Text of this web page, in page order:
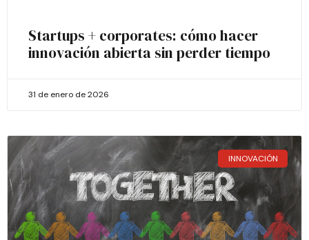
Startups + corporates: cómo hacer
innovación abierta sin perder tiempo
31 de enero de 2026
INNOVACIÓN